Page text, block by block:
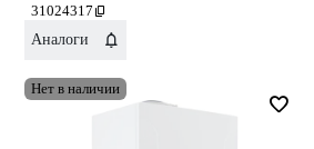
31024317
Аналоги
Нет в наличии